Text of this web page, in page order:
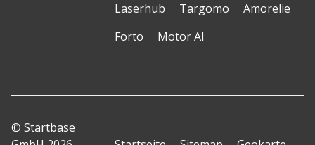
Laserhub
Targomo
Amorelie
Forto
Motor AI
© Startbase